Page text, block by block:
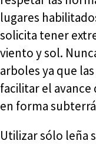
lugares
solicita tener
viento y sol.
arboles ya que
facilitar el avance
en forma
Utilizar sólo leña